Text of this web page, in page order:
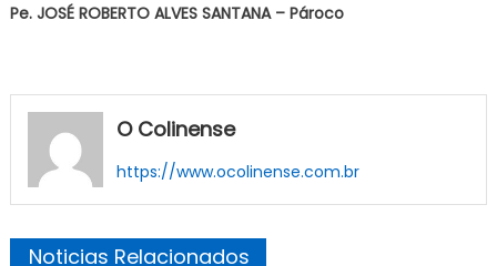
Pe. JOSÉ ROBERTO ALVES SANTANA – Pároco
O Colinense
https://www.ocolinense.com.br
Noticias Relacionados